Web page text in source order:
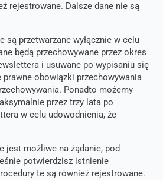
rejestrowane. Dalsze dane nie są
są przetwarzane wyłącznie w celu
będą przechowywane przez okres
i usuwane po wypisaniu się
prawne obowiązki przechowywania
Ponadto możemy
przez trzy lata po
w celu udowodnienia, że
jest możliwe na żądanie, pod
potwierdzisz istnienie
te są również rejestrowane.